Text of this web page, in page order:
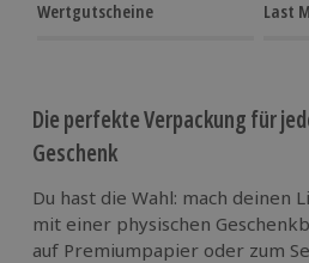
Wertgutscheine Last
Die perfekte Verpackung für
Geschenk
Du hast die Wahl: mach deinen
mit einer physischen
auf Premiumpapier oder zum